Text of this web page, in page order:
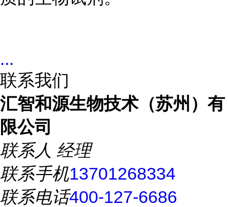
...
联系我们
汇智和源生物技术（苏州）有
限公司
联系人 经理
联系手机13701268334
联系电话400-127-6686